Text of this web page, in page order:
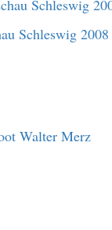
Schleswig 2008
Walter Merz